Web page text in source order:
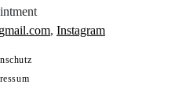
, Instagram